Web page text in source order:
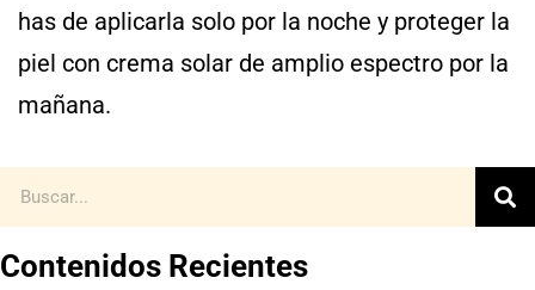
has de aplicarla solo por la noche y proteger la
piel con crema solar de amplio espectro por la
mañana.
Contenidos Recientes